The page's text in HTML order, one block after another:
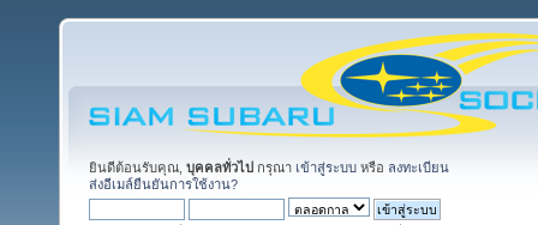
ยินดีต้อนรับคุณ, บุคคลทั่วไป กรุณา เข้าสู่ระบบ หรือ ลงทะเบียน
ส่งอีเมล์ยืนยันการใช้งาน?